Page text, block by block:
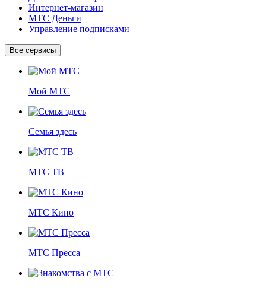
Интернет-магазин
МТС Деньги
Управление подписками
Все сервисы
Мой МТС
Семья здесь
МТС ТВ
МТС Кино
МТС Пресса